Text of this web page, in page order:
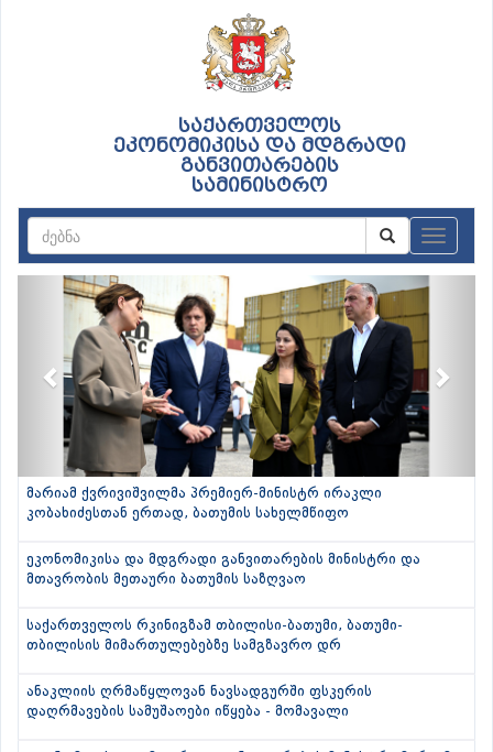
საქართველოს
ეკონომიკისა და მდგრადი
განვითარების
სამინისტრო
Previous
მარიამ ქვრივიშვილმა პრემიერ-მინისტრ ირაკლი
კობახიძესთან ერთად, ბათუმის სახელმწიფო
ეკონომიკისა და მდგრადი განვითარების მინისტრი და
მთავრობის მეთაური ბათუმის საზღვაო
საქართველოს რკინიგზამ თბილისი-ბათუმი, ბათუმი-
თბილისის მიმართულებებზე სამგზავრო დრ
ანაკლიის ღრმაწყლოვან ნავსადგურში ფსკერის
დაღრმავების სამუშაოები იწყება - მომავალი